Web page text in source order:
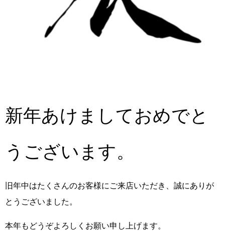
新年あけましておめでと
うございます。
旧年中はたくさんのお客様にご来店いただき、誠にありが
とうございました。
本年もどうぞよろしくお願い申し上げます。